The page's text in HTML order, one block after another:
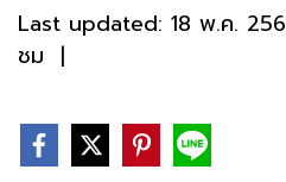
Last updated: 18 พ.ค.
ชม |